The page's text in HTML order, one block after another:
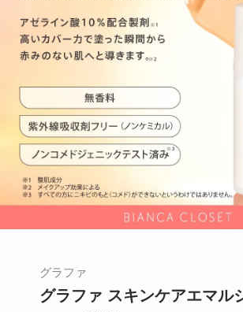
グラファ
グラファ スキンケアエマル
ショップガイド
グループ別
INSTAGRAM
BIANCA CLINIC
CONTACT